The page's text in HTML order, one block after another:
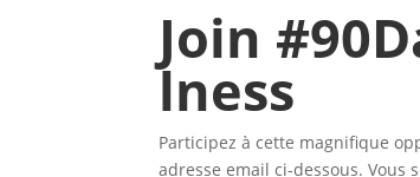
Join
lness
Participez à cette magnifique
adresse email ci-dessous. Vous